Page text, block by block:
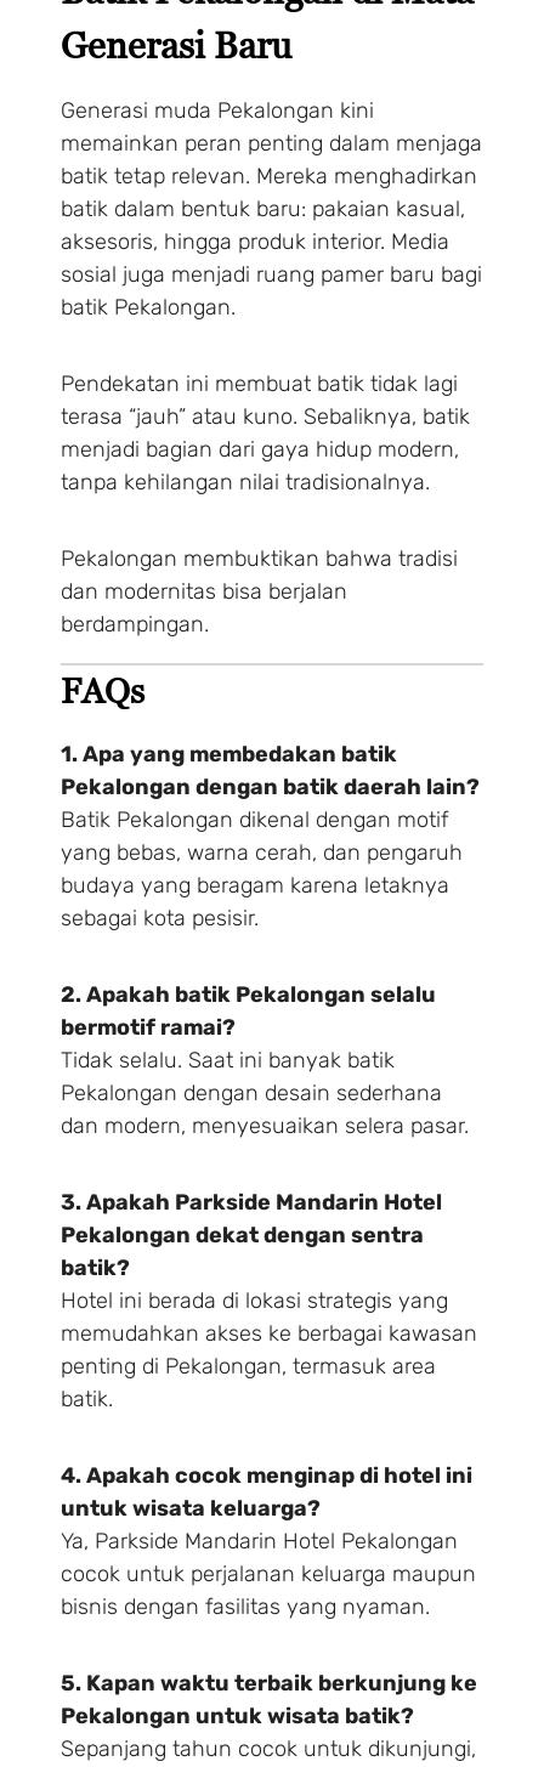
Generasi Baru
Generasi muda Pekalongan kini
memainkan peran penting dalam menjaga
batik tetap relevan. Mereka menghadirkan
batik dalam bentuk baru: pakaian kasual,
aksesoris, hingga produk interior. Media
sosial juga menjadi ruang pamer baru bagi
batik Pekalongan.
Pendekatan ini membuat batik tidak lagi
terasa “jauh” atau kuno. Sebaliknya, batik
menjadi bagian dari gaya hidup modern,
tanpa kehilangan nilai tradisionalnya.
Pekalongan membuktikan bahwa tradisi
dan modernitas bisa berjalan
berdampingan.
FAQs
1. Apa yang membedakan batik
Pekalongan dengan batik daerah lain?
Batik Pekalongan dikenal dengan motif
yang bebas, warna cerah, dan pengaruh
budaya yang beragam karena letaknya
sebagai kota pesisir.
2. Apakah batik Pekalongan selalu
bermotif ramai?
Tidak selalu. Saat ini banyak batik
Pekalongan dengan desain sederhana
dan modern, menyesuaikan selera pasar.
3. Apakah Parkside Mandarin Hotel
Pekalongan dekat dengan sentra
batik?
Hotel ini berada di lokasi strategis yang
memudahkan akses ke berbagai kawasan
penting di Pekalongan, termasuk area
batik.
4. Apakah cocok menginap di hotel ini
untuk wisata keluarga?
Ya, Parkside Mandarin Hotel Pekalongan
cocok untuk perjalanan keluarga maupun
bisnis dengan fasilitas yang nyaman.
5. Kapan waktu terbaik berkunjung ke
Pekalongan untuk wisata batik?
Sepanjang tahun cocok untuk dikunjungi,
1 Adults 1 Room
Search